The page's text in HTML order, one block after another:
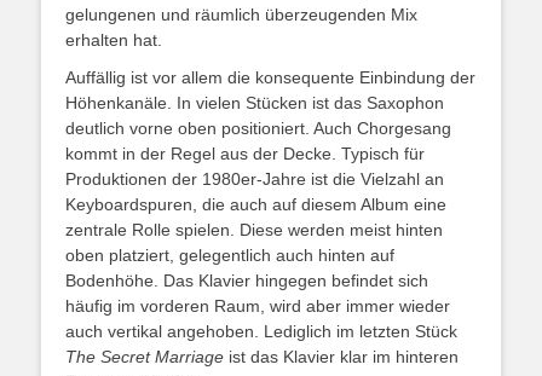
gelungenen und räumlich überzeugenden Mix
erhalten hat.
Auffällig ist vor allem die konsequente Einbindung der
Höhenkanäle. In vielen Stücken ist das Saxophon
deutlich vorne oben positioniert. Auch Chorgesang
kommt in der Regel aus der Decke. Typisch für
Produktionen der 1980er-Jahre ist die Vielzahl an
Keyboardspuren, die auch auf diesem Album eine
zentrale Rolle spielen. Diese werden meist hinten
oben platziert, gelegentlich auch hinten auf
Bodenhöhe. Das Klavier hingegen befindet sich
häufig im vorderen Raum, wird aber immer wieder
auch vertikal angehoben. Lediglich im letzten Stück
The Secret Marriage ist das Klavier klar im hinteren